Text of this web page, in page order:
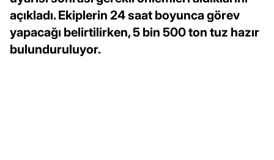
açıkladı. Ekiplerin 24 saat boyunca görev
yapacağı belirtilirken, 5 bin 500 ton tuz hazır
bulunduruluyor.